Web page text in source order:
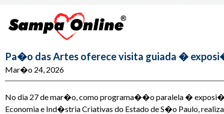
Pa�o das Artes oferece visita guiada �
Mar�o 24, 2026
No dia 27 de mar�o, como programa��o paralela �
Economia e Ind�stria Criativas do Estado de S�o Paulo,